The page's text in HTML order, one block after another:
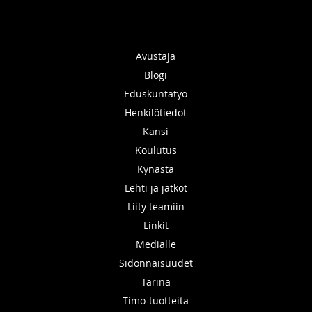
Avustaja
Blogi
Eduskuntatyö
Henkilötiedot
Kansi
Koulutus
Kynästä
Lehti ja jatkot
Liity teamiin
Linkit
Medialle
Sidonnaisuudet
Tarina
Timo-tuotteita